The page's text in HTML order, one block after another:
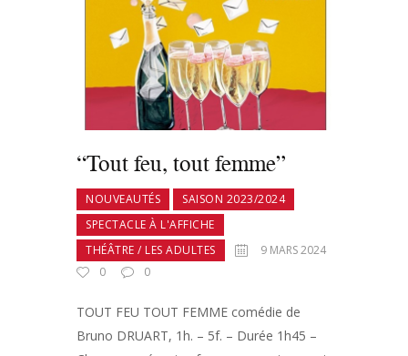
“Tout feu, tout femme”
NOUVEAUTÉS
SAISON 2023/2024
SPECTACLE À L'AFFICHE
THÉÂTRE / LES ADULTES
9 MARS 2024
0
0
TOUT FEU TOUT FEMME comédie de
Bruno DRUART, 1h. – 5f. – Durée 1h45 –